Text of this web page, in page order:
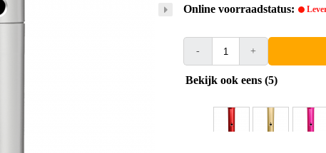
Online voorraadstatus:
- +
Bekijk ook eens (5)